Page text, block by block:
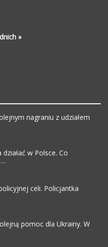
»
nagraniu z udziałem
działać w Polsce. Co
celi. Policjantka
pomoc dla Ukrainy. W